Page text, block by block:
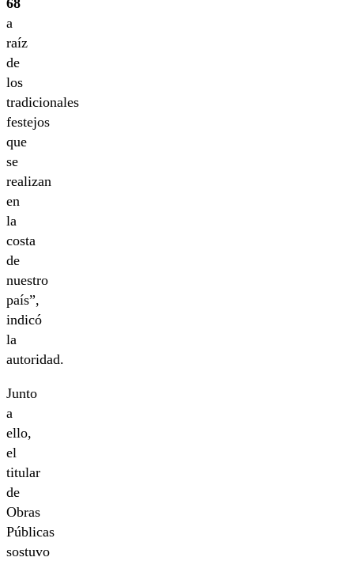
68
a
raíz
de
los
tradicionales
festejos
que
se
realizan
en
la
costa
de
nuestro
país”,
indicó
la
autoridad.
Junto
a
ello,
el
titular
de
Obras
Públicas
sostuvo